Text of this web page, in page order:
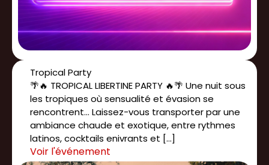
Tropical Party
🌴🔥 TROPICAL LIBERTINE PARTY 🔥🌴 Une nuit sous
les tropiques où sensualité et évasion se
rencontrent... Laissez-vous transporter par une
ambiance chaude et exotique, entre rythmes
latinos, cocktails enivrants et […]